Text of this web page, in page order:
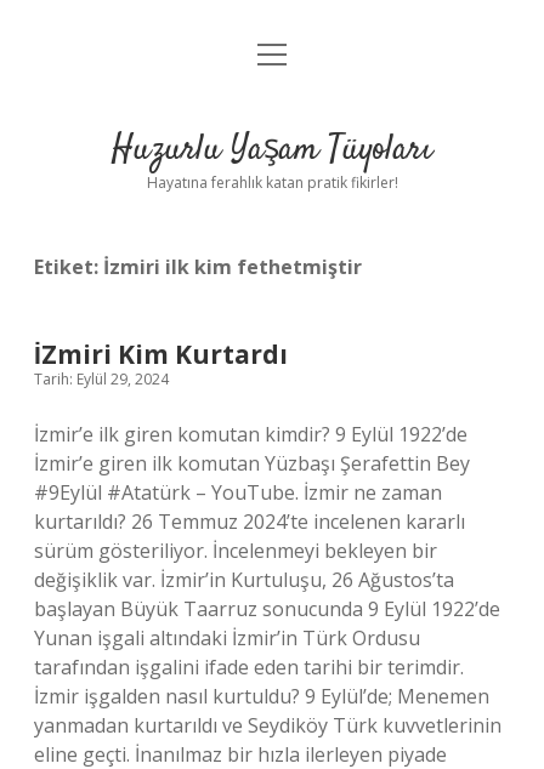
Anasayfa
Yasal Uyarı
menüyü
Huzurlu Yaşam Tüyoları
Hayatına ferahlık katan pratik fikirler!
Etiket: İzmiri ilk kim fethetmiştir
İZmiri Kim Kurtardı
Tarih: Eylül 29, 2024
İzmir’e ilk giren komutan kimdir? 9 Eylül 1922’de
İzmir’e giren ilk komutan Yüzbaşı Şerafettin Bey
#9Eylül #Atatürk – YouTube. İzmir ne zaman
kurtarıldı? 26 Temmuz 2024’te incelenen kararlı
sürüm gösteriliyor. İncelenmeyi bekleyen bir
değişiklik var. İzmir’in Kurtuluşu, 26 Ağustos’ta
başlayan Büyük Taarruz sonucunda 9 Eylül 1922’de
Yunan işgali altındaki İzmir’in Türk Ordusu
tarafından işgalini ifade eden tarihi bir terimdir.
İzmir işgalden nasıl kurtuldu? 9 Eylül’de; Menemen
yanmadan kurtarıldı ve Seydiköy Türk kuvvetlerinin
eline geçti. İnanılmaz bir hızla ilerleyen piyade